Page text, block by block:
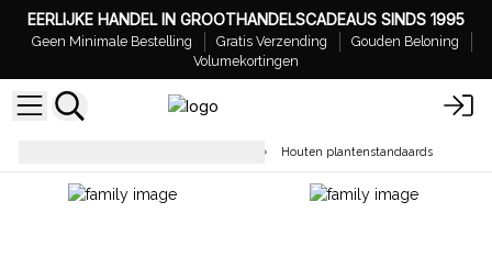
EERLIJKE HANDEL IN GROOTHANDELSCADEAUS SINDS 1995
Geen Minimale Bestelling Gratis Verzending
Gouden Beloning
Volumekortingen
Houten plantenstandaards